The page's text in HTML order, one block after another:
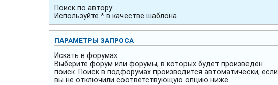
Поиск по автору:
Используйте * в качестве шаблона.
ПАРАМЕТРЫ ЗАПРОСА
Искать в форумах:
Выберите форум или форумы, в которых будет произведён
поиск. Поиск в подфорумах производится автоматически, если
вы не отключили соответствующую опцию ниже.